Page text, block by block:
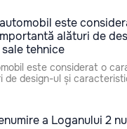
este considerat o
de design-ul și
a Loganului 2